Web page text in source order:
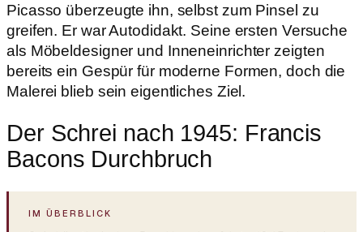
Picasso überzeugte ihn, selbst zum Pinsel zu
greifen. Er war Autodidakt. Seine ersten Versuche
als Möbeldesigner und Inneneinrichter zeigten
bereits ein Gespür für moderne Formen, doch die
Malerei blieb sein eigentliches Ziel.
Der Schrei nach 1945: Francis
Bacons Durchbruch